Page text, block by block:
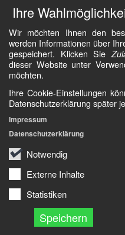
Ihre
Wir möchten Ihnen den
werden Informationen über
gespeichert. Klicken Sie
dieser Website unter
möchten.
Ihre Cookie-Einstellungen
Datenschutzerklärung später
Notwendig
Externe Inhalte
Statistiken
Speichern
Impressum
Datenschutzerklärung